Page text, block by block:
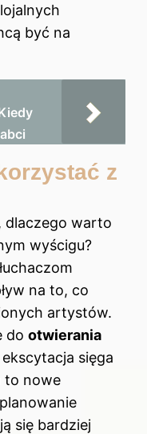
być na
z
dlaczego warto
wyścigu?
na to, co
artystów.
do otwierania
ekscytacja sięga
to nowe
się bardziej